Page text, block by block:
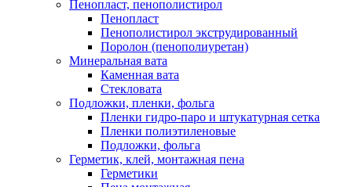
Пенопласт, пенополистирол
Пенопласт
Пенополистирол экструдированный
Поролон (пенополиуретан)
Минеральная вата
Каменная вата
Стекловата
Подложки, пленки, фольга
Пленки гидро-паро и штукатурная сетка
Пленки полиэтиленовые
Подложки, фольга
Герметик, клей, монтажная пена
Герметики